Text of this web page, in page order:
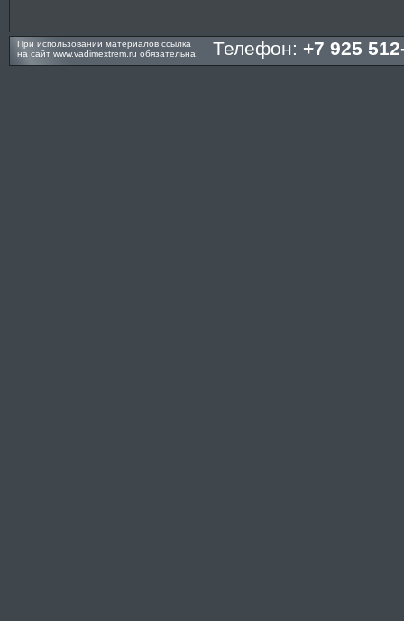
При использовании материалов ссылка
на сайт www.vadimextrem.ru обязательна! Телефон: +7 925